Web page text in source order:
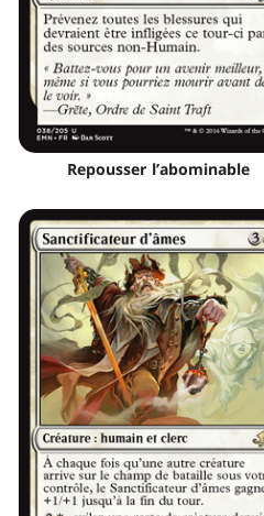
Repousser l’abominable